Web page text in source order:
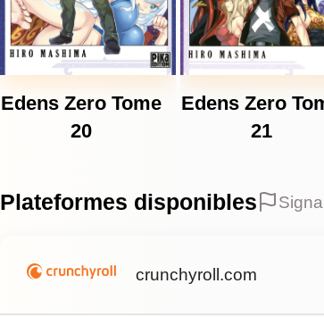
Edens Zero Tome
20
Edens Zero
21
Plateformes disponibles
crunchyroll.com